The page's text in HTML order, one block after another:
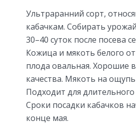
Ультраранний сорт,
кабачкам. Собирать
30–40 суток после посева
Кожица и мякоть белого
плода овальная. Хорошие
качества. Мякоть на
Подходит для длительного
Сроки посадки кабачков
конце мая.